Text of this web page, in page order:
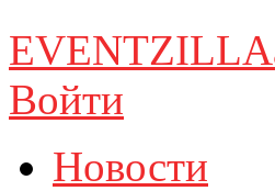
EVENTZILLA
Войти
Новости